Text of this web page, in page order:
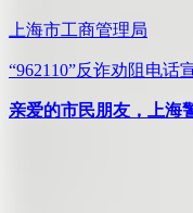
上海市工商管理局
“962110”反诈劝阻电话
亲爱的市民朋友，上海